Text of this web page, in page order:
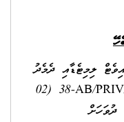
ލިމިޓެޑާއި ދެމެދު
(02
މެއި 2026) އެއްބަސްވުމުގެ މުއްދަތު 15 ދުވަހަށް